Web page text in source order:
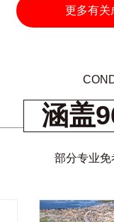
更多有关
涵盖
部分专业